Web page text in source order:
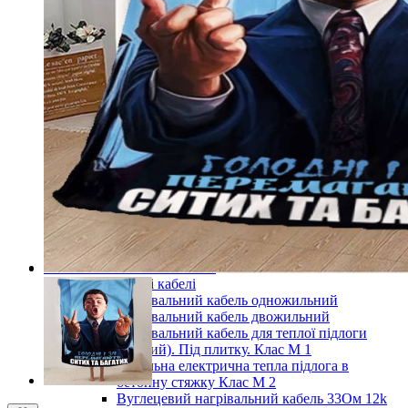
Готові комплекти теплої інфрачервоної плівкової
підлоги
Комплекти для монтажу теплої підлоги
Monocrystal під будь-які покриття
Комплекти для монтажу теплої підлоги
Monocrystal під плитку
Комплекти для монтажу теплої підлоги
Monocrystal (з терморегулятором) під будь-які
покриття
Комплекти для монтажу теплої підлоги
Monocrystal (з терморегулятором) під плитку
Терморегулятори для теплої підлоги
Комплектуючі для монтажу теплої електричної
підлоги
Показати усі Інфрачервона електрична плівкова тепла
підлога
Кабельні системи опалення
Нагрівальні кабелі
Нагрівальний кабель одножильний
Нагрівальний кабель двожильний
Нагрівальний кабель для теплої підлоги
(тонкий). Під плитку. Клас М 1
Кабельна електрична тепла підлога в
бетонну стяжку Клас М 2
Вуглецевий нагрівальний кабель 33Ом 12k